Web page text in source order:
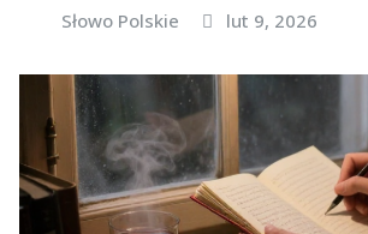
Słowo Polskie lut 9, 2026